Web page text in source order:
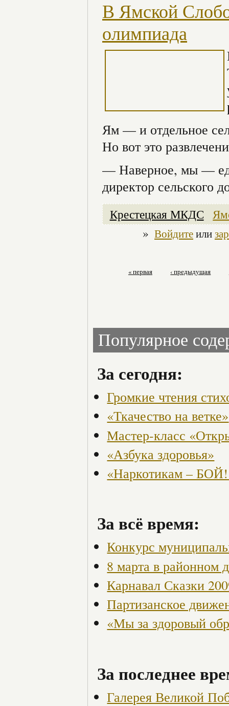
В Ямской
олимпиада
Ям — и отдельное
Но вот это
— Наверное, мы —
директор
Крестецкая МКДС
» Войдитеили
« первая ‹ предыдущая
Популярное
За сегодня:
Громкие чтения
«Ткачество на ветке»
Мастер-класс
«Азбука здоровья»
«Наркотикам –
За всё время:
Конкурс
8 марта в районном
Карнавал Сказки
Партизанское
«Мы за здоровый
За последнее
Галерея Великой